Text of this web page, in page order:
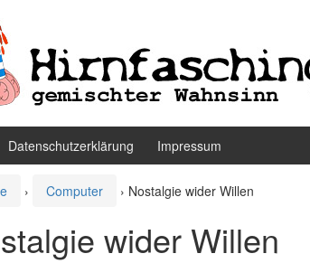
Datenschutzerklärung Impressum
› Computer › Nostalgie wider Willen
wider Willen